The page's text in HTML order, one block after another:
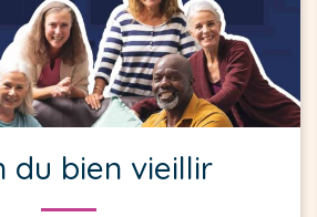
du bien vieillir